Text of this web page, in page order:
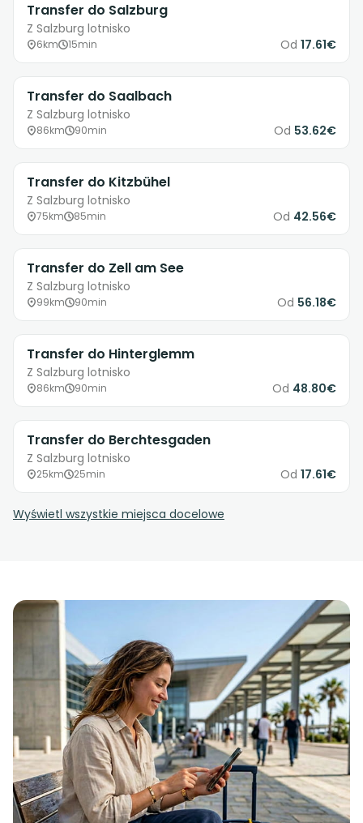
Transfer do Salzburg
Z Salzburg lotnisko
6km 15min Od 17.61€
Transfer do Saalbach
Z Salzburg lotnisko
86km 90min Od 53.62€
Transfer do Kitzbühel
Z Salzburg lotnisko
75km 85min Od 42.56€
Transfer do Zell am See
Z Salzburg lotnisko
99km 90min Od 56.18€
Transfer do Hinterglemm
Z Salzburg lotnisko
86km 90min Od 48.80€
Transfer do Berchtesgaden
Z Salzburg lotnisko
25km 25min Od 17.61€
Wyświetl wszystkie miejsca docelowe